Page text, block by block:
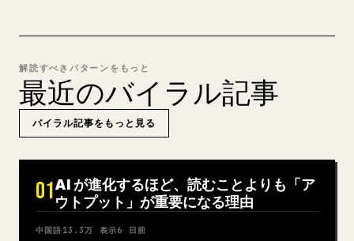
解読すべきパターンをもっと
最近のバイラル記事
バイラル記事をもっと見る
01AI が進化するほど、読むことよりも「ア
ウトプット」が重要になる理由
中国語 13.3万 表示6 日前